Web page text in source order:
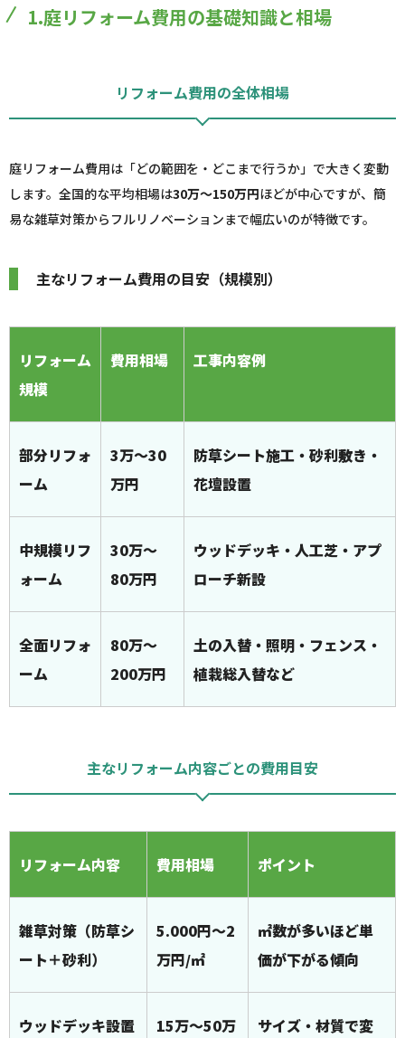
1.庭リフォーム費用の基礎知識と相場
リフォーム費用の全体相場
庭リフォーム費用は「どの範囲を・どこまで行うか」で大きく変動
します。全国的な平均相場は30万～150万円ほどが中心ですが、簡
易な雑草対策からフルリノベーションまで幅広いのが特徴です。
主なリフォーム費用の目安（規模別）
リフォーム
規模
費用相場 工事内容例
部分リフォ
ーム
3万～30
万円
防草シート施工・砂利敷き・
花壇設置
中規模リフ
ォーム
30万～
80万円
ウッドデッキ・人工芝・アプ
ローチ新設
全面リフォ
ーム
80万～
200万円
土の入替・照明・フェンス・
植栽総入替など
主なリフォーム内容ごとの費用目安
リフォーム内容 費用相場 ポイント
雑草対策（防草シ
ート＋砂利）
5.000円～2
万円/㎡
㎡数が多いほど単
価が下がる傾向
ウッドデッキ設置
15万～50万
サイズ・材質で変